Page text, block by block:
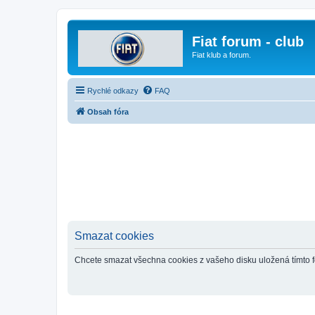
Fiat forum - club
Fiat klub a forum.
Rychlé odkazy FAQ
Obsah fóra
Smazat cookies
Chcete smazat všechna cookies z vašeho disku uložená tímto